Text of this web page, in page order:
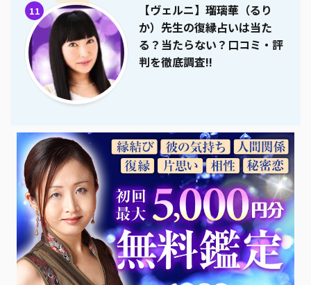
11
【ヴェルニ】瑠璃華（るり
か）先生の復縁占いは当た
る？当たらない？口コミ・評
判を徹底調査!!